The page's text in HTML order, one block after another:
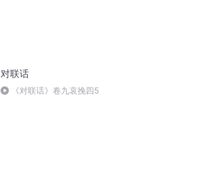
对联话
《对联话》卷九哀挽四5